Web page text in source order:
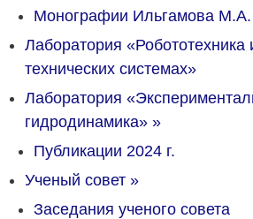
Монографии Ильгамова М.А.
Лаборатория «Робототехника
технических системах»
Лаборатория
гидродинамика» »
Публикации 2024 г.
Ученый совет »
Заседания ученого совета